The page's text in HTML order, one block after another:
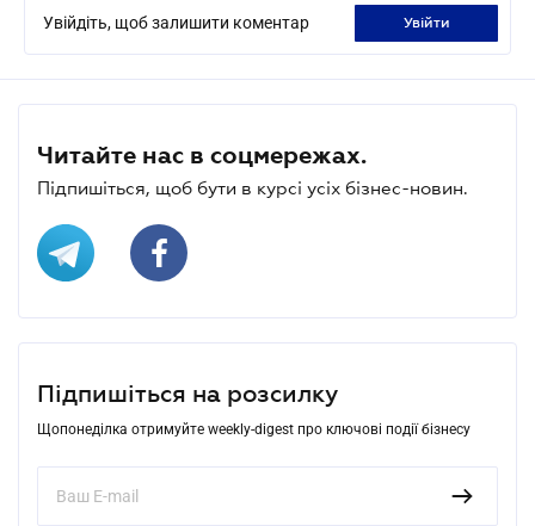
Увійдіть, щоб залишити коментар увійти
Читайте нас в соцмережах.
Підпишіться, щоб бути в курсі усіх бізнес-новин.
Підпишіться на розсилку
Щопонеділка отримуйте weekly-digest про ключові події бізнесу